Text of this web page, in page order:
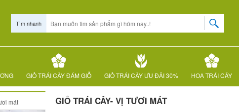
Tìm nhanh
GIỎ TRÁI CÂY ĐÁM GIỖ GIỎ TRÁI CÂY ƯU ĐÃI 30% HOA TRÁI CÂY
mát GIỎ TRÁI CÂY- VỊ TƯƠI MÁT